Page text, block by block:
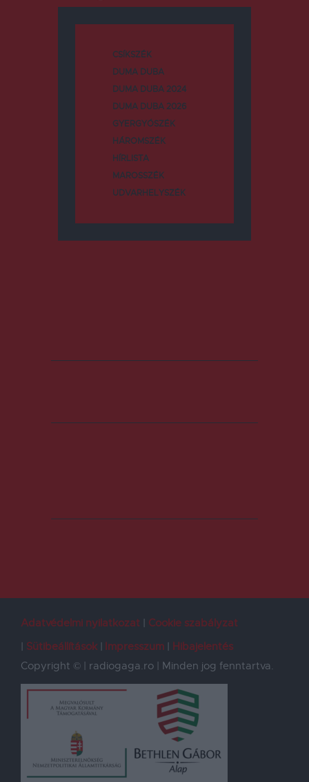
CSÍKSZÉK
DUMA DUBA
DUMA DUBA 2024
DUMA DUBA 2026
GYERGYÓSZÉK
HÁROMSZÉK
HÍRLISTA
MAROSSZÉK
UDVARHELYSZÉK
Adatvédelmi nyilatkozat
Cookie szabályzat
Sütibeállítások
Impresszum
Hibajelentés
Copyright © | radiogaga.ro | Minden jog fenntartva.